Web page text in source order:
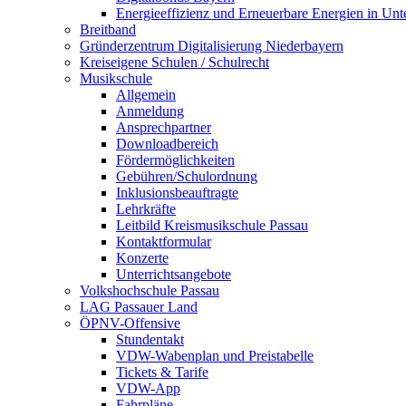
Energieeffizienz und Erneuerbare Energien in
Breitband
Gründerzentrum Digitalisierung Niederbayern
Kreiseigene Schulen / Schulrecht
Musikschule
Allgemein
Anmeldung
Ansprechpartner
Downloadbereich
Fördermöglichkeiten
Gebühren/Schulordnung
Inklusionsbeauftragte
Lehrkräfte
Leitbild Kreismusikschule Passau
Kontaktformular
Konzerte
Unterrichtsangebote
Volkshochschule Passau
LAG Passauer Land
ÖPNV-Offensive
Stundentakt
VDW-Wabenplan und Preistabelle
Tickets & Tarife
VDW-App